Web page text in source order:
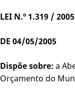
LEI N.º 1.319 / 2005
DE 04/05/2005
Dispõe sobre: a
Orçamento do